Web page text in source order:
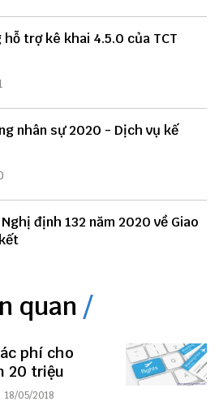
hỗ trợ kê khai 4.5.0 của TCT
nhân sự 2020 - Dịch vụ kế
định 132 năm 2020 về Giao
quan
phí cho
20 triệu
18/05/2018